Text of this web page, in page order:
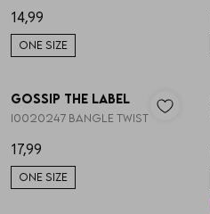
Rokken
Sets
Jumpsuits & playsuits
Vesten
Overige Sieraden
Woonaccessoires
Overige Accessoires
14,99
ONE SIZE
1/1
Gossip the Label
I0020247 BANGLE TWIST
17,99
ONE SIZE